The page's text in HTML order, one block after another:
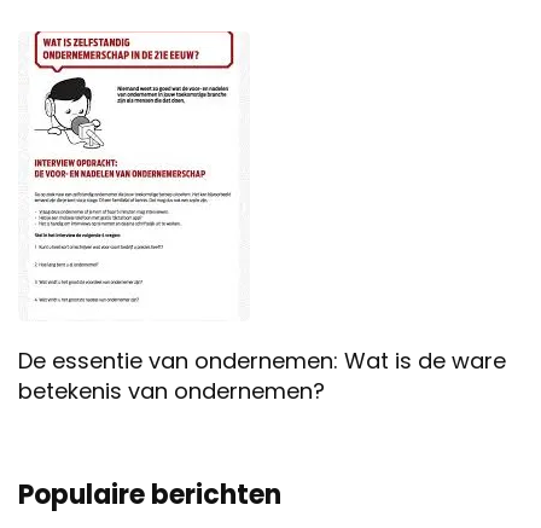
De essentie van ondernemen: Wat is de ware
betekenis van ondernemen?
Populaire berichten